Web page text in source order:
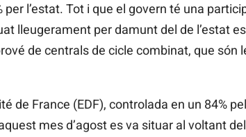
l’estat. Tot i que el govern té una
lleugerament per damunt del de l’estat
de centrals de cicle combinat, que són
de France (EDF), controlada en un 84%
mes d’agost es va situar al voltant